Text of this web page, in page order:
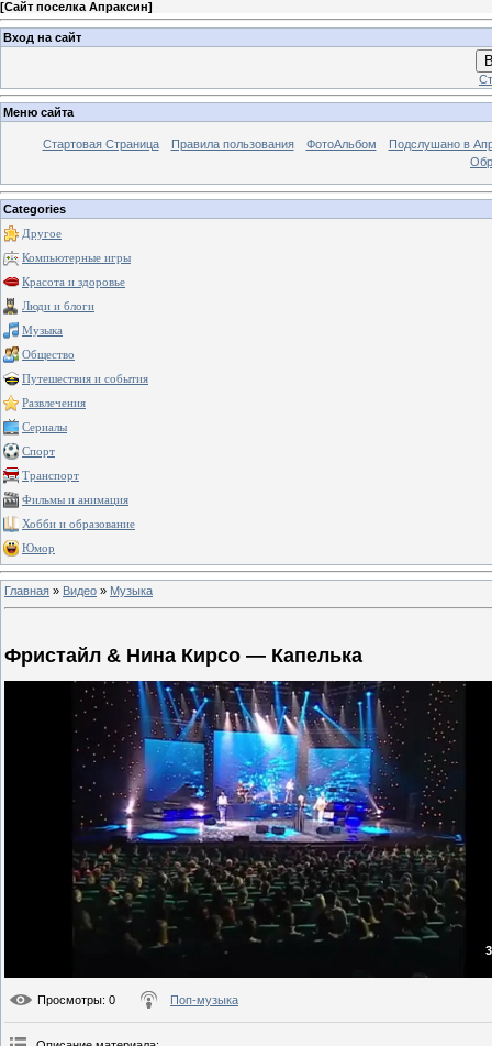
[Сайт поселка Апраксин]
Вход на сайт
Меню сайта
Стартовая Страница Правила пользования ФотоАльбом
Подслушано в
Categories
Другое
Компьютерные игры
Красота и здоровье
Люди и блоги
Музыка
Общество
Путешествия и события
Развлечения
Сериалы
Спорт
Транспорт
Фильмы и анимация
Хобби и образование
Юмор
Главная » Видео » Музыка
Фристайл & Нина Кирсо — Капелька
Просмотры: 0 Поп-музыка